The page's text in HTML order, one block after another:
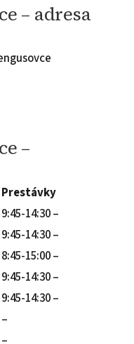
– adresa
–
Prestávky
9:45-14:30 –
9:45-14:30 –
8:45-15:00 –
9:45-14:30 –
9:45-14:30 –
–